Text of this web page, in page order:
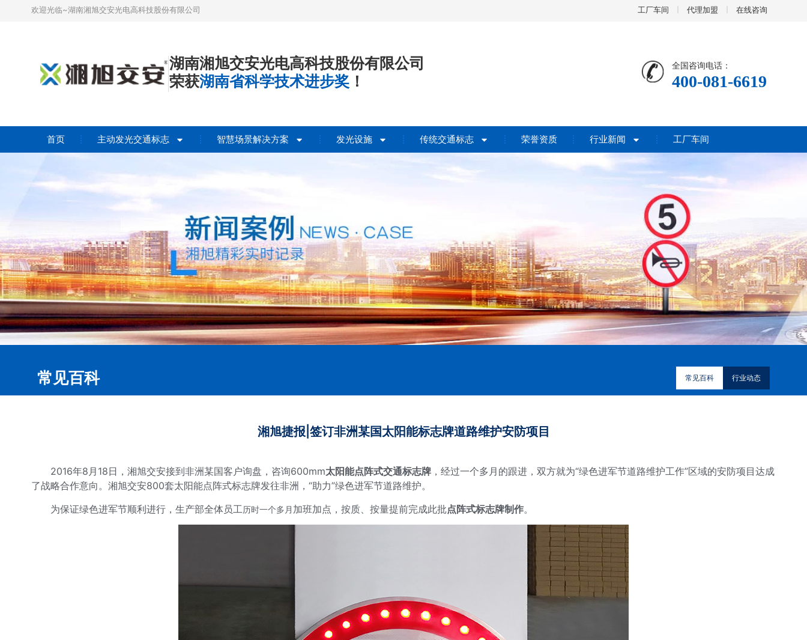
欢迎光临~湖南湘旭交安光电高科技股份有限公司 工厂车间 代理加盟 在线咨询
湖南湘旭交安光电高科技股份有限公司
荣获湖南省科学技术进步奖 ！
全国咨询电话：
400-081-6619
首页 主动发光交通标志 智慧场景解决方案 发光设施 传统交通标志 荣誉资质 行业新闻 工厂车间
常见百科 常见百科 行业动态
湘旭捷报|签订非洲某国太阳能标志牌道路维护安防项目
2016年8月18日，湘旭交安接到非洲某国客户询盘，咨询600mm太阳能点阵式交通标志牌 ，经过一个多月的跟进，双方就为“绿色进军节道路维护工作”区域的安防项目达成
了战略合作意向。湘旭交安800套太阳能点阵式标志牌发往非洲，“助力”绿色进军节道路维护。
为保证绿色进军节顺利进行，生产部全体员工 历时一个多月 加班加点，按质、按量提前完成此批点阵式标志牌制作。